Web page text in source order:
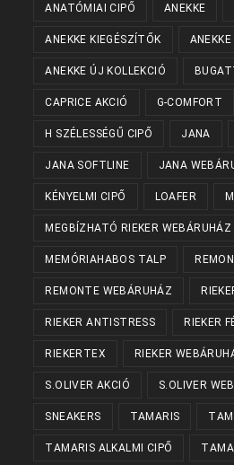
ANATÓMIAI CIPŐ ANEKKE
ANEKKE KIEGÉSZÍTŐK
ANEKKE ÚJ KOLLEKCIÓ
CAPRICE AKCIÓ G-COMFORT
H SZÉLESSÉGŰ CIPŐ JANA
JANA SOFTLINE JANA
KÉNYELMI CIPŐ LOAFER
MEGBÍZHATÓ RIEKER WEBÁRUHÁZ
MEMÓRIAHABOS TALP
REMONTE WEBÁRUHÁZ
RIEKER ANTISTRESS RIEKER
RIEKERTEX RIEKER
S.OLIVER AKCIÓ S.OLIVER
SNEAKERS TAMARIS
TAMARIS ALKALMI CIPŐ